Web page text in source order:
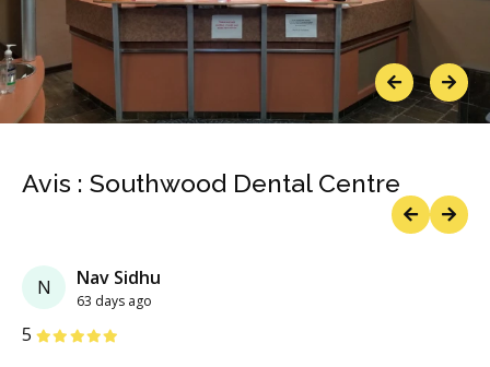
PreviousNext
Avis : Southwood Dental Centre
N Nav Sidhu
63 days ago
5 étoiles
étoiles
étoiles
étoiles
étoiles